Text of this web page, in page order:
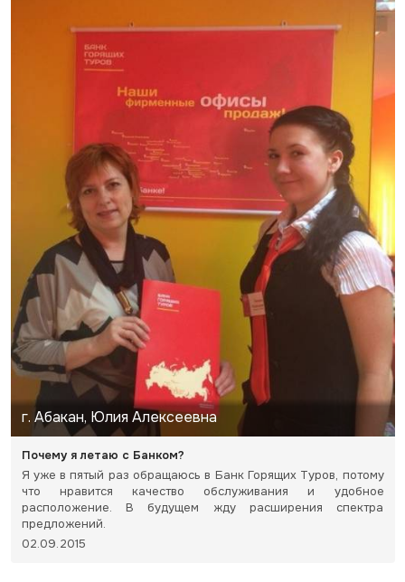
г. Абакан, Юлия Алексеевна
Почему я летаю с Банком?
Я уже в пятый раз обращаюсь в Банк Горящих Туров, потому
что нравится качество обслуживания и удобное
расположение. В будущем жду расширения спектра
предложений.
02.09.2015